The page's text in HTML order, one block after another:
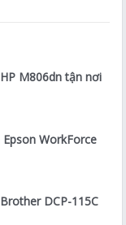
M806dn tận nơi
WorkForce
DCP-115C